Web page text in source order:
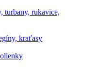
turbany, rukavice,
kraťasy